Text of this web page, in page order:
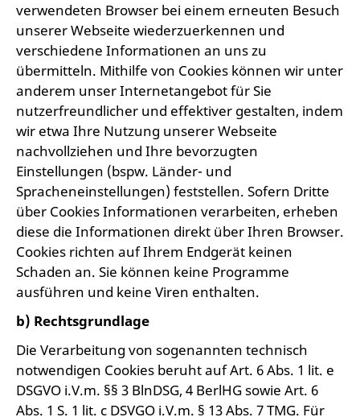
verwendeten Browser bei einem erneuten Besuch
unserer Webseite wiederzuerkennen und
verschiedene Informationen an uns zu
übermitteln. Mithilfe von Cookies können wir unter
anderem unser Internetangebot für Sie
nutzerfreundlicher und effektiver gestalten, indem
wir etwa Ihre Nutzung unserer Webseite
nachvollziehen und Ihre bevorzugten
Einstellungen (bspw. Länder- und
Spracheneinstellungen) feststellen. Sofern Dritte
über Cookies Informationen verarbeiten, erheben
diese die Informationen direkt über Ihren Browser.
Cookies richten auf Ihrem Endgerät keinen
Schaden an. Sie können keine Programme
ausführen und keine Viren enthalten.
b) Rechtsgrundlage
Die Verarbeitung von sogenannten technisch
notwendigen Cookies beruht auf Art. 6 Abs. 1 lit. e
DSGVO i.V.m. §§ 3 BlnDSG, 4 BerlHG sowie Art. 6
Abs. 1 S. 1 lit. c DSVGO i.V.m. § 13 Abs. 7 TMG. Für